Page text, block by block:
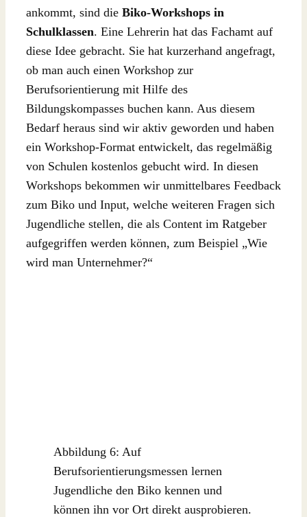
ankommt, sind die Biko-Workshops in
Schulklassen. Eine Lehrerin hat das Fachamt auf
diese Idee gebracht. Sie hat kurzerhand angefragt,
ob man auch einen Workshop zur
Berufsorientierung mit Hilfe des
Bildungskompasses buchen kann. Aus diesem
Bedarf heraus sind wir aktiv geworden und haben
ein Workshop-Format entwickelt, das regelmäßig
von Schulen kostenlos gebucht wird. In diesen
Workshops bekommen wir unmittelbares Feedback
zum Biko und Input, welche weiteren Fragen sich
Jugendliche stellen, die als Content im Ratgeber
aufgegriffen werden können, zum Beispiel „Wie
wird man Unternehmer?“
Abbildung 6: Auf
Berufsorientierungsmessen lernen
Jugendliche den Biko kennen und
können ihn vor Ort direkt ausprobieren.